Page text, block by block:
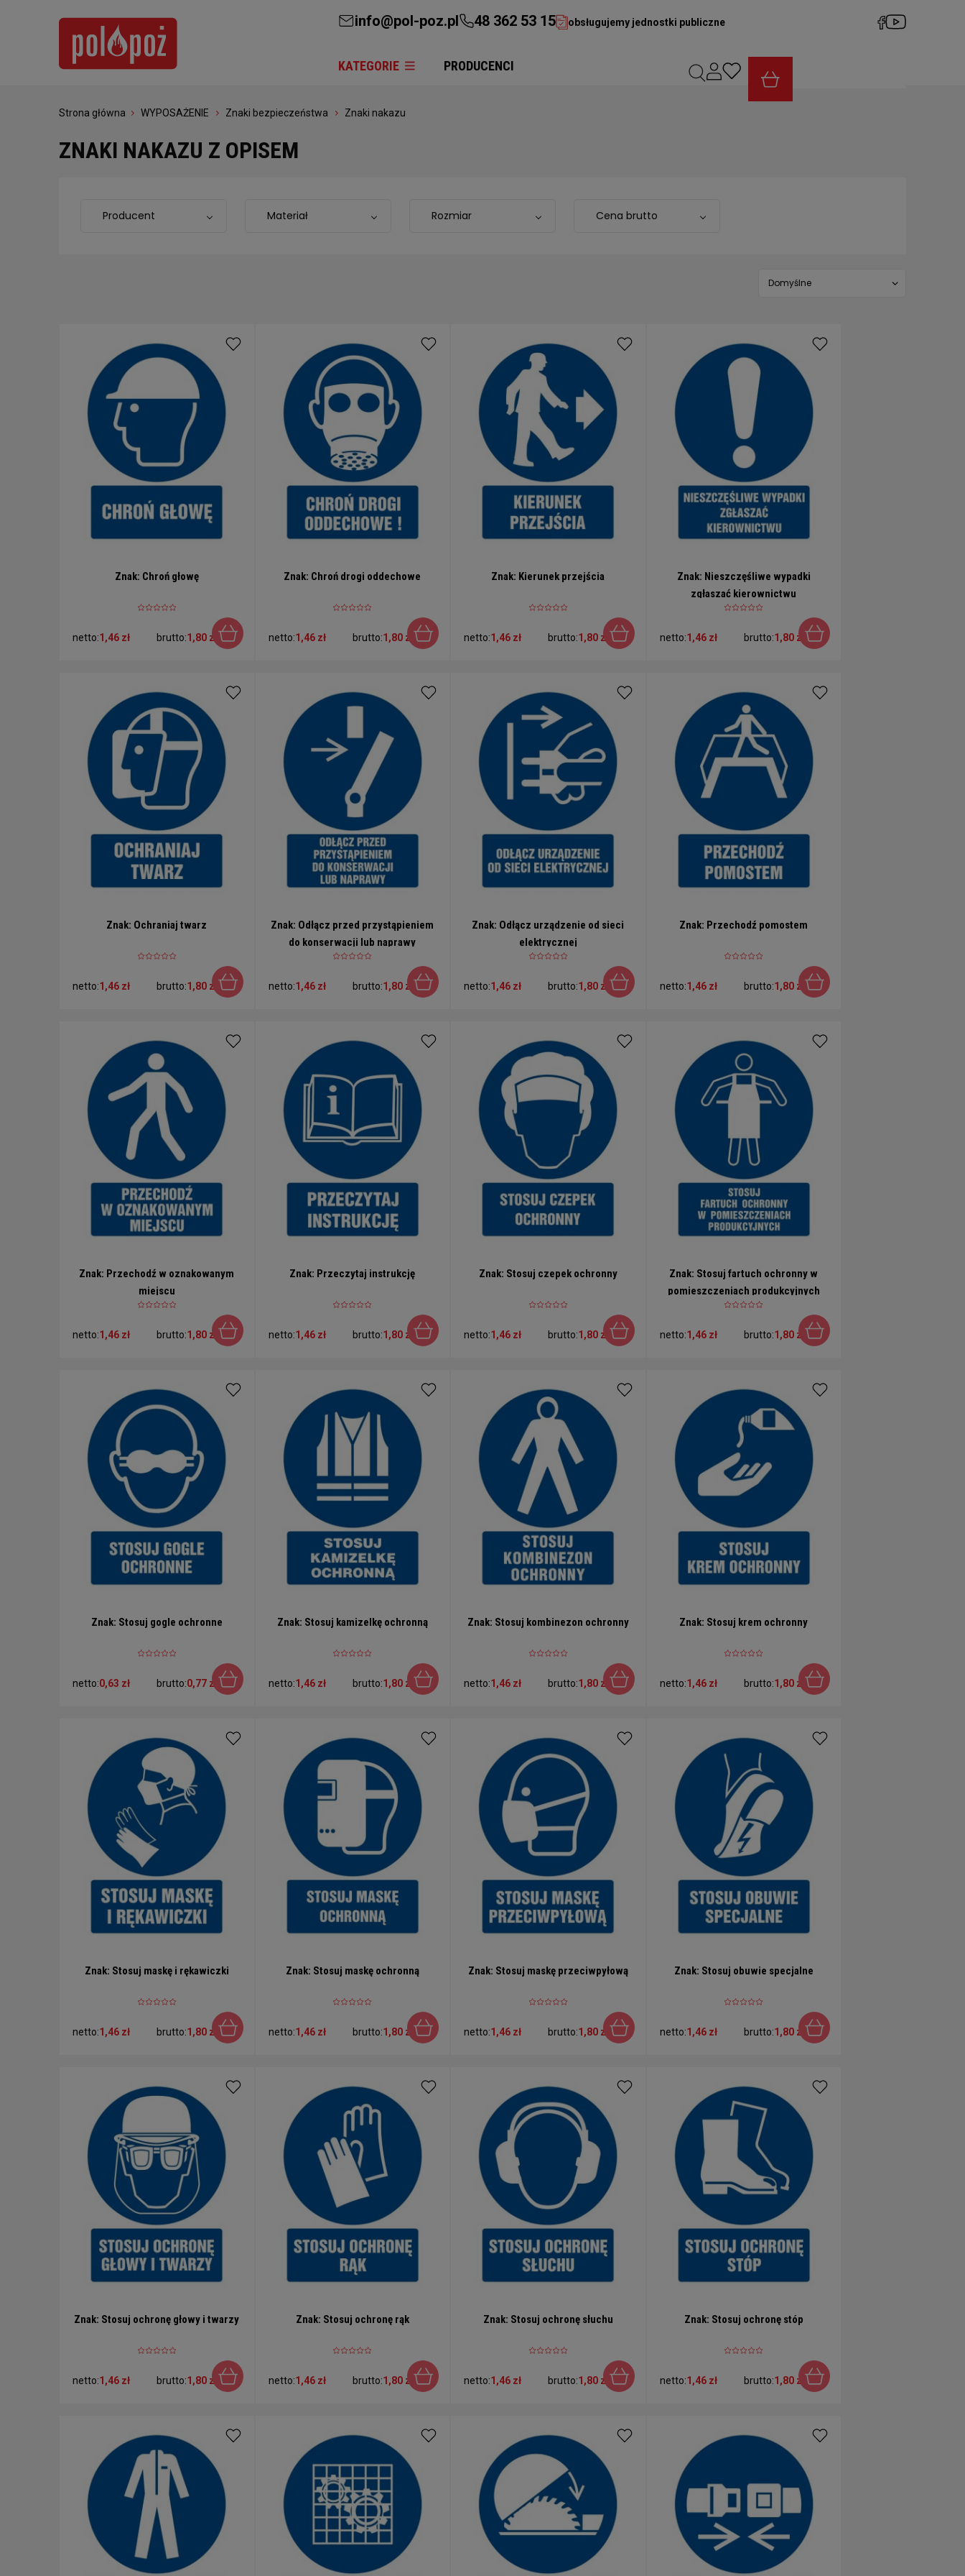
info@pol-poz.pl 48 362 53 15 obsługujemy jednostki publiczne
KATEGORIE PRODUCENCI
Strona główna WYPOSAŻENIE Znaki bezpieczeństwa Znaki nakazu
ZNAKI NAKAZU Z OPISEM
Producent Materiał Rozmiar Cena brutto
Znak: Chroń głowę
netto:1,46 zł brutto:1,80 zł
Znak: Chroń drogi oddechowe
netto:1,46 zł brutto:1,80 zł
Znak: Kierunek przejścia
netto:1,46 zł brutto:1,80 zł
Znak: Nieszczęśliwe wypadki
zgłaszać kierownictwu
netto:1,46 zł brutto:1,80 zł
Znak: Ochraniaj twarz
netto:1,46 zł brutto:1,80 zł
Znak: Odłącz przed przystąpieniem
do konserwacji lub naprawy
netto:1,46 zł brutto:1,80 zł
Znak: Odłącz urządzenie od sieci
elektrycznej
netto:1,46 zł brutto:1,80 zł
Znak: Przechodź pomostem
netto:1,46 zł brutto:1,80 zł
Znak: Przechodź w oznakowanym
miejscu
netto:1,46 zł brutto:1,80 zł
Znak: Przeczytaj instrukcję
netto:1,46 zł brutto:1,80 zł
Znak: Stosuj czepek ochronny
netto:1,46 zł brutto:1,80 zł
Znak: Stosuj fartuch ochronny w
pomieszczeniach produkcyjnych
netto:1,46 zł brutto:1,80 zł
Znak: Stosuj gogle ochronne
netto:0,63 zł brutto:0,77 zł
Znak: Stosuj kamizelkę ochronną
netto:1,46 zł brutto:1,80 zł
Znak: Stosuj kombinezon ochronny
netto:1,46 zł brutto:1,80 zł
Znak: Stosuj krem ochronny
netto:1,46 zł brutto:1,80 zł
Znak: Stosuj maskę i rękawiczki
netto:1,46 zł brutto:1,80 zł
Znak: Stosuj maskę ochronną
netto:1,46 zł brutto:1,80 zł
Znak: Stosuj maskę przeciwpyłową
netto:1,46 zł brutto:1,80 zł
Znak: Stosuj obuwie specjalne
netto:1,46 zł brutto:1,80 zł
Znak: Stosuj ochronę głowy i twarzy
netto:1,46 zł brutto:1,80 zł
Znak: Stosuj ochronę rąk
netto:1,46 zł brutto:1,80 zł
Znak: Stosuj ochronę słuchu
netto:1,46 zł brutto:1,80 zł
Znak: Stosuj ochronę stóp
netto:1,46 zł brutto:1,80 zł